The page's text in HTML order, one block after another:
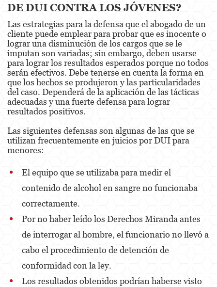
Kidnapping
Manslaughter
Murder
Voluntary Manslaughter
Gang Enhancement
White Collar Crimes
Forgery
Identity Theft
Post Conviction Relief
Property Crimes
Contact us
Blog
DE DUI CONTRA LOS JÓVENES?
Las estrategias para la defensa que el abogado de un
cliente puede emplear para probar que es inocente o
lograr una disminución de los cargos que se le
imputan son variadas; sin embargo, deben usarse
para lograr los resultados esperados porque no todos
serán efectivos. Debe tenerse en cuenta la forma en
que los hechos se produjeron y las particularidades
del caso. Dependerá de la aplicación de las tácticas
adecuadas y una fuerte defensa para lograr
resultados positivos.
Las siguientes defensas son algunas de las que se
utilizan frecuentemente en juicios por DUI para
menores:
El equipo que se utilizaba para medir el
contenido de alcohol en sangre no funcionaba
correctamente.
Por no haber leído los Derechos Miranda antes
de interrogar al hombre, el funcionario no llevó a
cabo el procedimiento de detención de
conformidad con la ley.
Los resultados obtenidos podrían haberse visto